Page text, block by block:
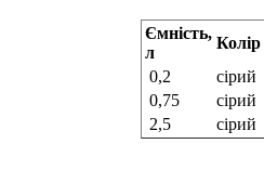
Ємність,
л
Колір
0,2
сірий
0,75
сірий
2,5
сірий